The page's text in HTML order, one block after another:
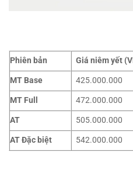
Phiên bản Giá niêm yết
MT Base
425.000.000
MT Full
472.000.000
AT
505.000.000
AT Đặc biệt
542.000.000